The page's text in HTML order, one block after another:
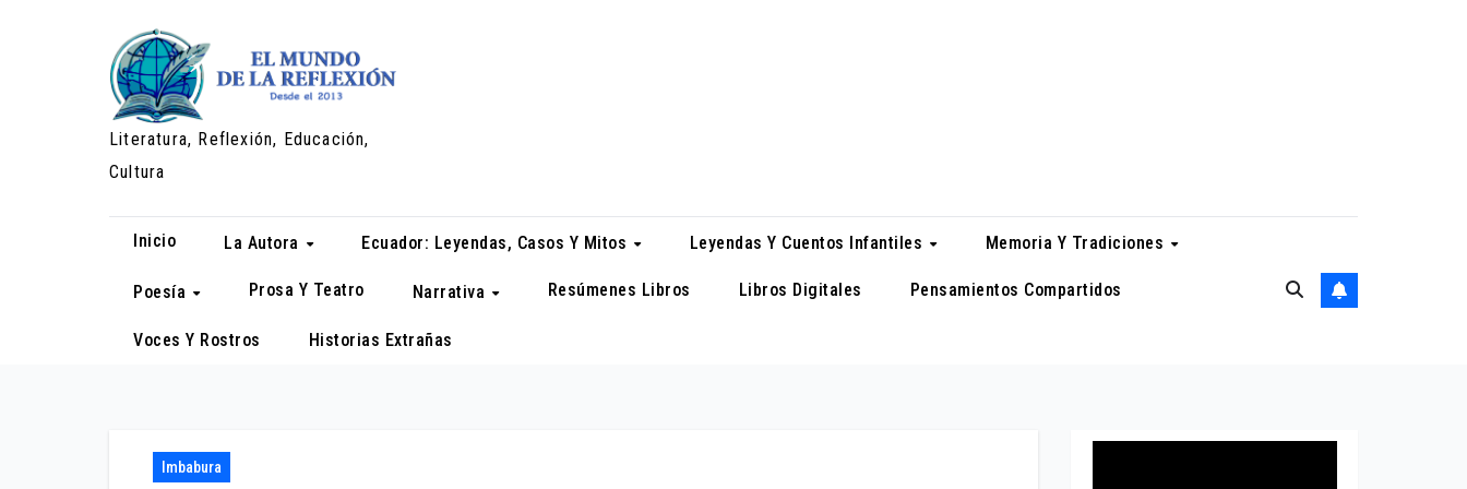
Literatura, Reflexión, Educación,
Cultura
Inicio La Autora Ecuador: Leyendas, Casos Y Mitos Leyendas Y Cuentos Infantiles Memoria Y Tradiciones
Poesía Prosa Y Teatro Narrativa Resúmenes Libros Libros Digitales Pensamientos Compartidos
Voces Y Rostros Historias Extrañas
Imbabura